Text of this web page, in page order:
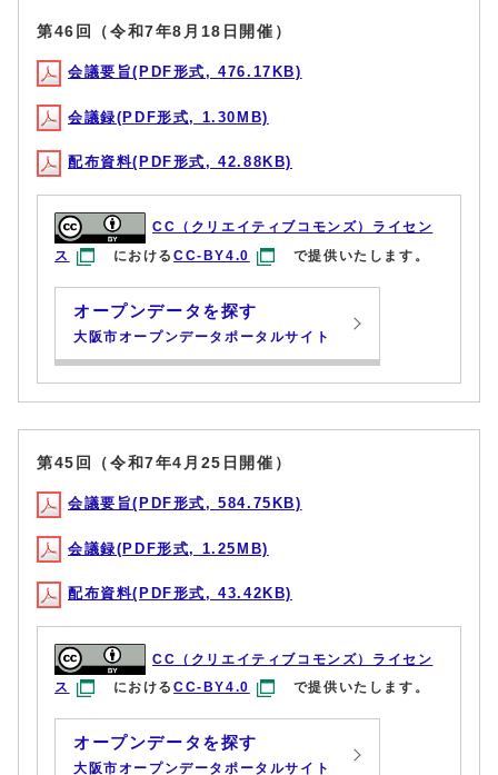
第46回（令和7年8月18日開催）
会議要旨(PDF形式, 476.17KB)
会議録(PDF形式, 1.30MB)
配布資料(PDF形式, 42.88KB)
CC（クリエイティブコモンズ）ライセン
ス
におけるCC-BY4.0 で提供いたします。
オープンデータを探す
大阪市オープンデータポータルサイト
第45回（令和7年4月25日開催）
会議要旨(PDF形式, 584.75KB)
会議録(PDF形式, 1.25MB)
配布資料(PDF形式, 43.42KB)
CC（クリエイティブコモンズ）ライセン
ス
におけるCC-BY4.0 で提供いたします。
オープンデータを探す
大阪市オープンデータポータルサイト